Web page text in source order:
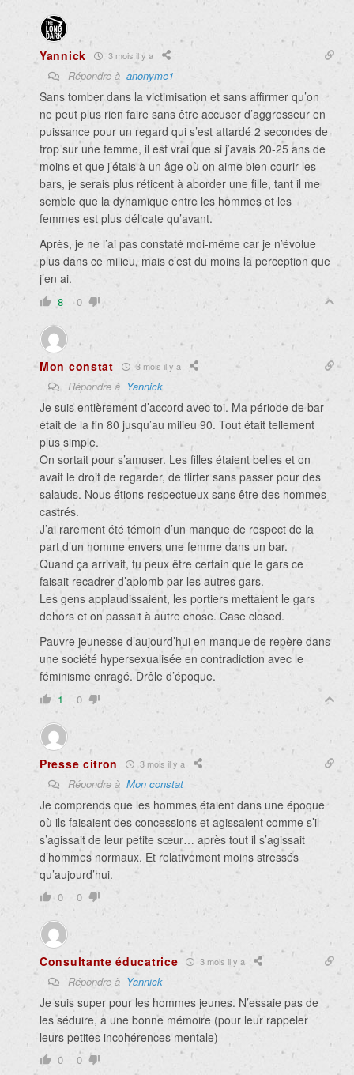
Yannick 3 mois il y a
Répondre à anonyme1
Sans tomber dans la victimisation et sans affirmer qu’on
ne peut plus rien faire sans être accuser d’aggresseur en
puissance pour un regard qui s’est attardé 2 secondes de
trop sur une femme, il est vrai que si j’avais 20-25 ans de
moins et que j’étais à un âge où on aime bien courir les
bars, je serais plus réticent à aborder une fille, tant il me
semble que la dynamique entre les hommes et les
femmes est plus délicate qu’avant.
Après, je ne l’ai pas constaté moi-même car je n’évolue
plus dans ce milieu, mais c’est du moins la perception que
j’en ai.
8 0
Mon constat 3 mois il y a
Répondre à Yannick
Je suis entièrement d’accord avec toi. Ma période de bar
était de la fin 80 jusqu’au milieu 90. Tout était tellement
plus simple.
On sortait pour s’amuser. Les filles étaient belles et on
avait le droit de regarder, de flirter sans passer pour des
salauds. Nous étions respectueux sans être des hommes
castrés.
J’ai rarement été témoin d’un manque de respect de la
part d’un homme envers une femme dans un bar.
Quand ça arrivait, tu peux être certain que le gars ce
faisait recadrer d’aplomb par les autres gars.
Les gens applaudissaient, les portiers mettaient le gars
dehors et on passait à autre chose. Case closed.
Pauvre jeunesse d’aujourd’hui en manque de repère dans
une société hypersexualisée en contradiction avec le
féminisme enragé. Drôle d’époque.
1 0
Presse citron 3 mois il y a
Répondre à Mon constat
Je comprends que les hommes étaient dans une époque
où ils faisaient des concessions et agissaient comme s’il
s’agissait de leur petite sœur… après tout il s’agissait
d’hommes normaux. Et relativement moins stressés
qu’aujourd’hui.
0 0
Consultante éducatrice 3 mois il y a
Répondre à Yannick
Je suis super pour les hommes jeunes. N’essaie pas de
les séduire, a une bonne mémoire (pour leur rappeler
leurs petites incohérences mentale)
0 0